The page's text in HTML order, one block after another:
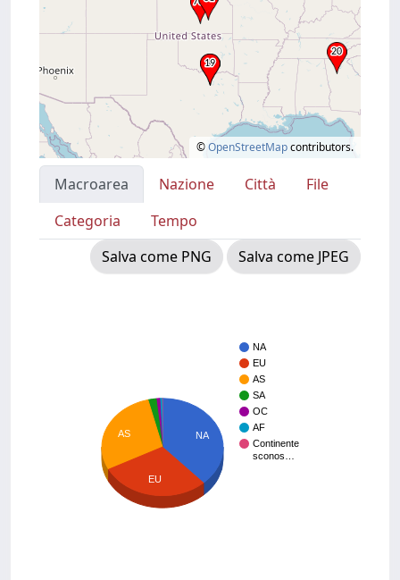
©OpenStreetMapcontributors.
Macroarea Nazione Città
File
Categoria
Tempo
Salva come PNG
Salva come JPEG
NA
EU
AS
SA
OC
AF
Continente
sconos…
NA
AS
EU